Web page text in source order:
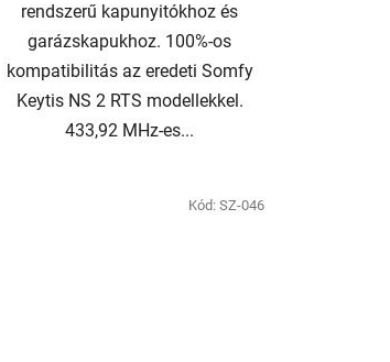
rendszerű kapunyitókhoz és
garázskapukhoz. 100%-os
kompatibilitás az eredeti Somfy
Keytis NS 2 RTS modellekkel.
433,92 MHz-es...
Kód: SZ-046